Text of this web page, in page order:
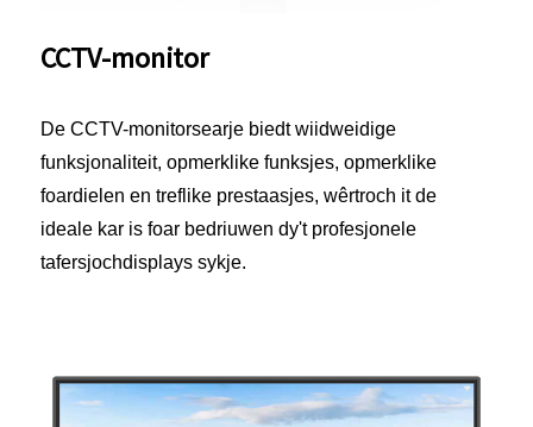
CCTV-monitor
De CCTV-monitorsearje biedt wiidweidige
funksjonaliteit, opmerklike funksjes, opmerklike
foardielen en treflike prestaasjes, wêrtroch it de
ideale kar is foar bedriuwen dy't profesjonele
tafersjochdisplays sykje.